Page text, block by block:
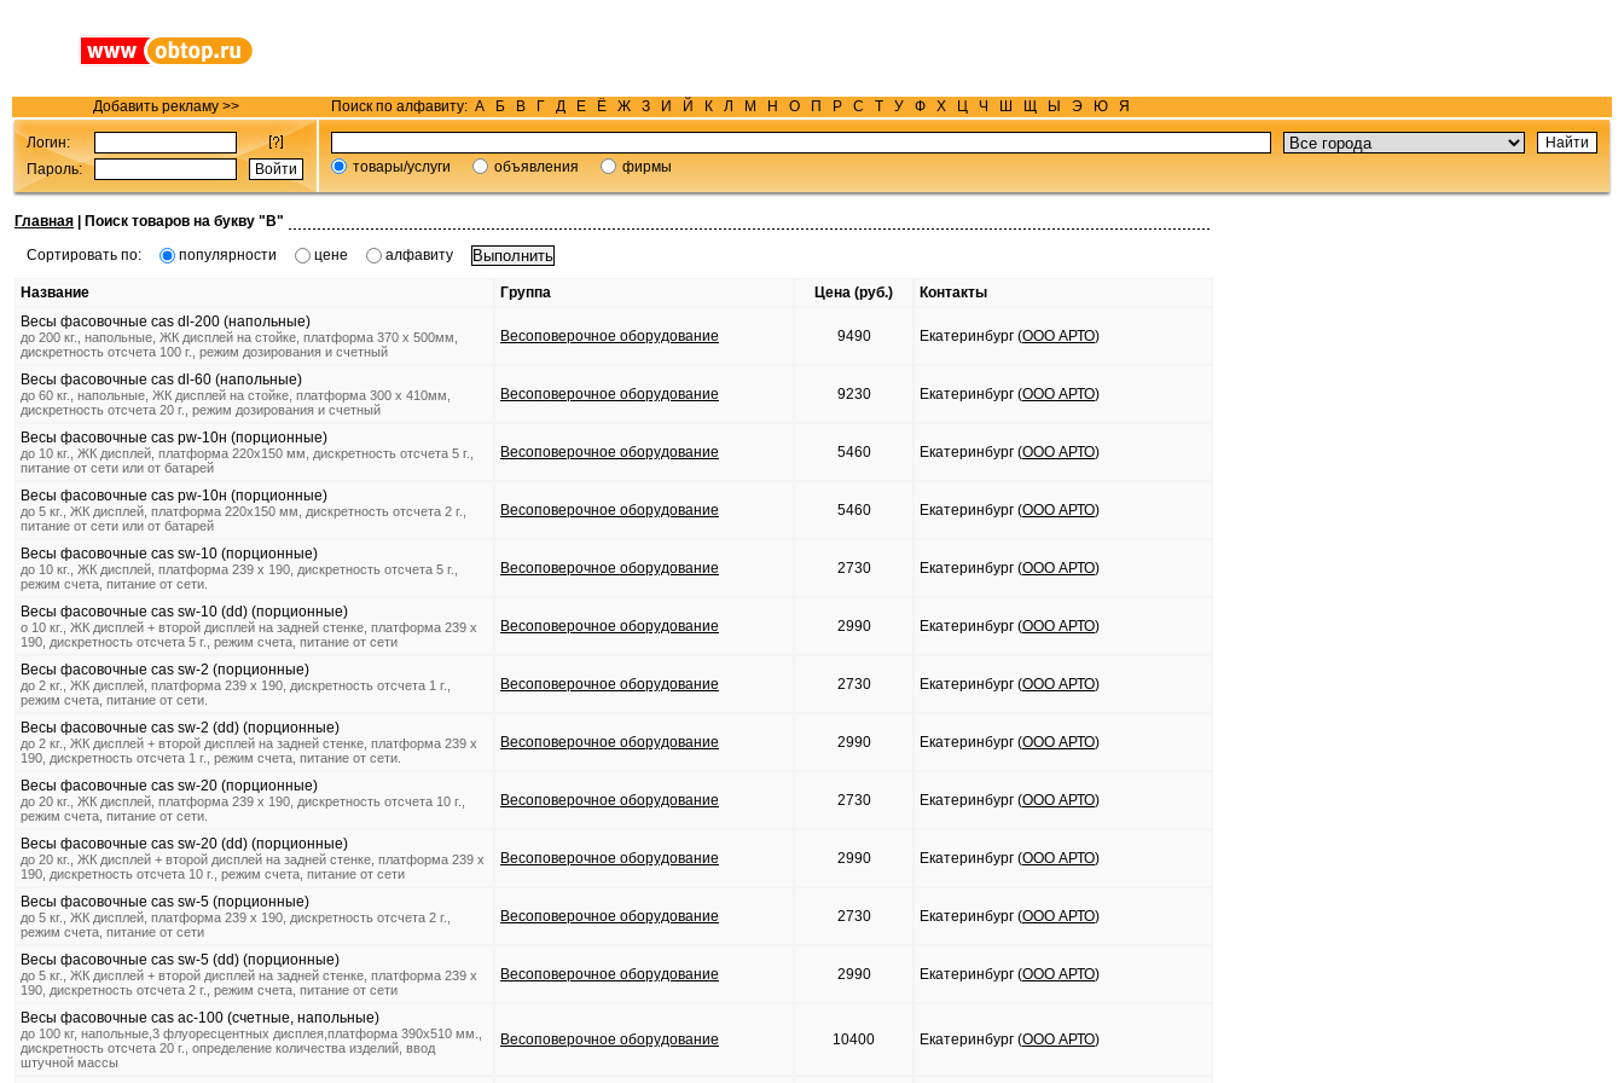
Добавить рекламу >> Поиск по алфавиту: А Б В Г Д Е Ё Ж З И Й К Л М Н О П Р С Т У Ф Х Ц Ч Ш Щ Ы Э Ю Я
Логин:
Пароль:
товары/услуги объявления фирмы
Главная | Поиск товаров на букву " В"
Сортировать по:
популярности цене алфавиту
Название Группа Цена (руб.)
Контакты
Весы фасовочные cas dl-200 (напольные)
до 200 кг., напольные, ЖК дисплей на стойке, платформа 370 х 500мм,
дискретность отсчета 100 г., режим дозирования и счетный
Весоповерочное оборудование 9490 Екатеринбург (ООО АРТО)
Весы фасовочные cas dl-60 (напольные)
до 60 кг., напольные, ЖК дисплей на стойке, платформа 300 х 410мм,
дискретность отсчета 20 г., режим дозирования и счетный
Весоповерочное оборудование 9230 Екатеринбург (ООО АРТО)
Весы фасовочные cas pw-10н (порционные)
до 10 кг., ЖК дисплей, платформа 220x150 мм, дискретность отсчета 5 г.,
питание от сети или от батарей
Весоповерочное оборудование 5460 Екатеринбург (ООО АРТО)
Весы фасовочные cas pw-10н (порционные)
до 5 кг., ЖК дисплей, платформа 220x150 мм, дискретность отсчета 2 г.,
питание от сети или от батарей
Весоповерочное оборудование 5460 Екатеринбург (ООО АРТО)
Весы фасовочные cas sw-10 (порционные)
до 10 кг., ЖК дисплей, платформа 239 х 190, дискретность отсчета 5 г.,
режим счета, питание от сети.
Весоповерочное оборудование 2730 Екатеринбург (ООО АРТО)
Весы фасовочные cas sw-10 (dd) (порционные)
о 10 кг., ЖК дисплей + второй дисплей на задней стенке, платформа 239 х
190, дискретность отсчета 5 г., режим счета, питание от сети
Весоповерочное оборудование 2990 Екатеринбург (ООО АРТО)
Весы фасовочные cas sw-2 (порционные)
до 2 кг., ЖК дисплей, платформа 239 х 190, дискретность отсчета 1 г.,
режим счета, питание от сети.
Весоповерочное оборудование 2730 Екатеринбург (ООО АРТО)
Весы фасовочные cas sw-2 (dd) (порционные)
до 2 кг., ЖК дисплей + второй дисплей на задней стенке, платформа 239 х
190, дискретность отсчета 1 г., режим счета, питание от сети.
Весоповерочное оборудование 2990 Екатеринбург (ООО АРТО)
Весы фасовочные cas sw-20 (порционные)
до 20 кг., ЖК дисплей, платформа 239 х 190, дискретность отсчета 10 г.,
режим счета, питание от сети.
Весоповерочное оборудование 2730 Екатеринбург (ООО АРТО)
Весы фасовочные cas sw-20 (dd) (порционные)
до 20 кг., ЖК дисплей + второй дисплей на задней стенке, платформа 239 х
190, дискретность отсчета 10 г., режим счета, питание от сети
Весоповерочное оборудование 2990 Екатеринбург (ООО АРТО)
Весы фасовочные cas sw-5 (порционные)
до 5 кг., ЖК дисплей, платформа 239 х 190, дискретность отсчета 2 г.,
режим счета, питание от сети
Весоповерочное оборудование 2730 Екатеринбург (ООО АРТО)
Весы фасовочные cas sw-5 (dd) (порционные)
до 5 кг., ЖК дисплей + второй дисплей на задней стенке, платформа 239 х
190, дискретность отсчета 2 г., режим счета, питание от сети
Весоповерочное оборудование 2990 Екатеринбург (ООО АРТО)
Весы фасовочные cas ас-100 (счетные, напольные)
до 100 кг, напольные,3 флуоресцентных дисплея,платформа 390x510 мм.,
дискретность отсчета 20 г., определение количества изделий, ввод
штучной массы
Весоповерочное оборудование 10400 Екатеринбург (ООО АРТО)